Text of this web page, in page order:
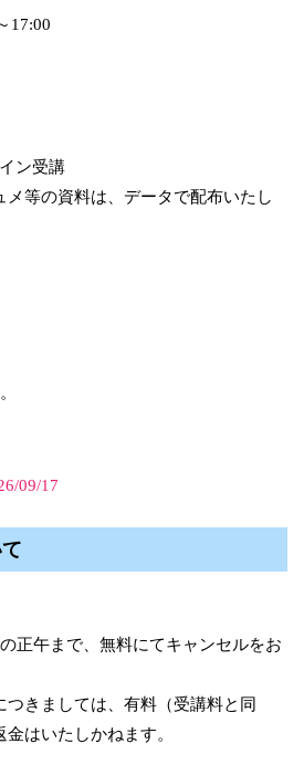
17:00
ン受講
等の資料は、データで配布いたし
09/17
正午まで、無料にてキャンセルをお
つきましては、有料（受講料と同
はいたしかねます。